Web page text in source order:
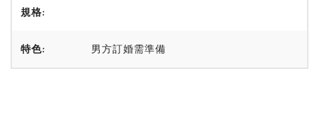
規格:
特色: 男方訂婚需準備